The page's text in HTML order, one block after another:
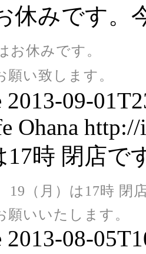
休みです。
お休みです。
い致します。
2013-09-
Ohana http://
17時 閉店
19 （月）は17時 閉
いいたします。
2013-08-